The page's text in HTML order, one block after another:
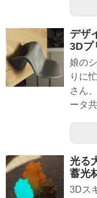
デザ
3Dプ
娘の
りに
さん
ータ
光る
蓄光
3Dス